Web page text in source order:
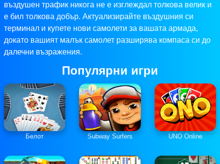
въздушен трафик никога не е изглеждал толкова велик и
е бил толкова добър. Актуализирайте въздушния си
терминал и купете нови самолети за вашата армада,
докато вашият малък самолет разширява компаса си до
далечни възражения.
Популярни игри
Белот Subway Surfers UNO Online